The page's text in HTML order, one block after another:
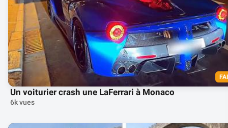
Un voiturier crash une LaFerrari à Monaco
6k vues